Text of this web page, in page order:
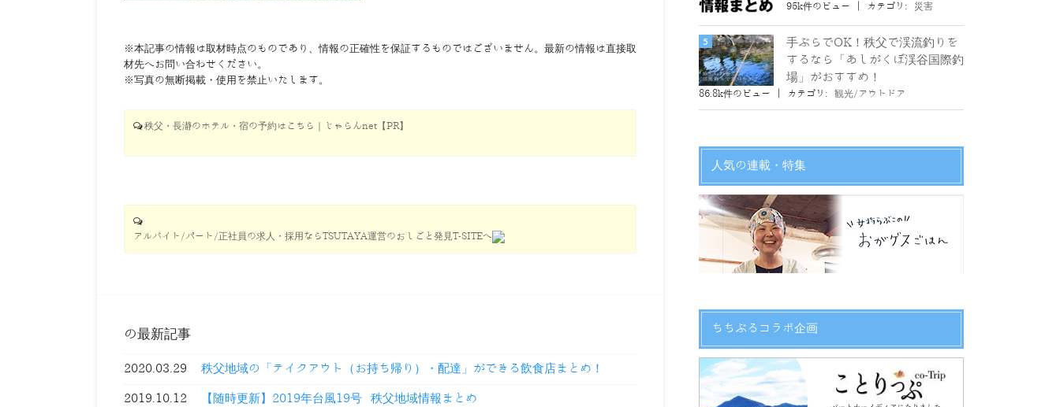
※本記事の情報は取材時点のものであり、情報の正確性を保証するものではございません。最新の情報は直接取
材先へお問い合わせください。
※写真の無断掲載・使用を禁止いたします。
秩父・長瀞のホテル・宿の予約はこちら｜じゃらんnet【PR】
アルバイト/パート/正社員の求人・採用ならTSUTAYA運営のおしごと発見T-SITEへ
の最新記事
2020.03.29 秩父地域の「テイクアウト（お持ち帰り）・配達」ができる飲食店まとめ！
2019.10.12 【随時更新】2019年台風19号 秩父地域情報まとめ
95k件のビュー カテゴリ: 災害
手ぶらでOK！秩父で渓流釣りを
するなら「あしがくぼ渓谷国際釣
場」がおすすめ！
86.8k件のビュー カテゴリ: 観光/アウトドア
人気の連載・特集
ちちぶるコラボ企画